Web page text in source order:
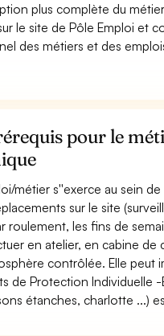
plus complète du
le site de Pôle Emploi et
des métiers et des
pour le
métier s''exerce au sein
sur le site
roulement, les fins de
en atelier, en cabine
contrôlée. Elle peut
de Protection Individuelle
étanches, charlotte ...)